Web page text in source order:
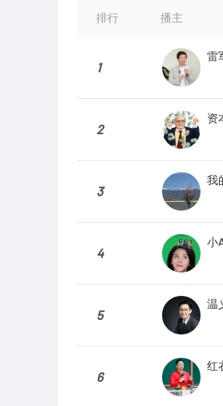
排行 播主
1
雷
2
资
3
我
4
小
5
温
6
红